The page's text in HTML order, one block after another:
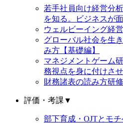
若手社員向け経営分
を知る。ビジネスが
ウェルビーイング経
グローバル社会を生
み方【基礎編】
マネジメントゲーム
務視点を身に付けさ
財務諸表の読み方研修
評価・考課 ▼
部下育成・OJTとモ